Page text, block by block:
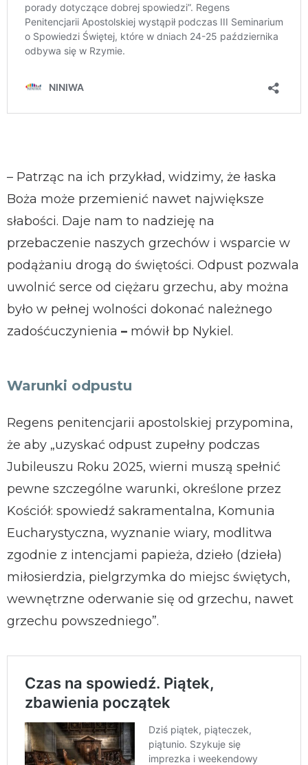
– Patrząc na ich przykład, widzimy, że łaska
Boża może przemienić nawet największe
słabości. Daje nam to nadzieję na
przebaczenie naszych grzechów i wsparcie w
podążaniu drogą do świętości. Odpust pozwala
uwolnić serce od ciężaru grzechu, aby można
było w pełnej wolności dokonać należnego
zadośćuczynienia – mówił bp Nykiel.
Warunki odpustu
Regens penitencjarii apostolskiej przypomina,
że aby „uzyskać odpust zupełny podczas
Jubileuszu Roku 2025, wierni muszą spełnić
pewne szczególne warunki, określone przez
Kościół: spowiedź sakramentalna, Komunia
Eucharystyczna, wyznanie wiary, modlitwa
zgodnie z intencjami papieża, dzieło (dzieła)
miłosierdzia, pielgrzymka do miejsc świętych,
wewnętrzne oderwanie się od grzechu, nawet
grzechu powszedniego”.